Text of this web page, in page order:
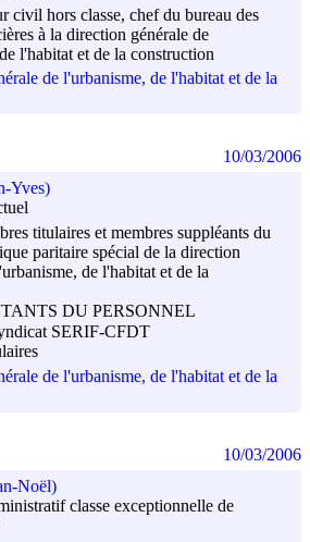
civil hors classe, chef du bureau des
à la direction générale de
l'habitat et de la construction
de l'urbanisme, de l'habitat et de la
Yves)
titulaires et membres suppléants du
paritaire spécial de la direction
de l'habitat et de la
DU PERSONNEL
SERIF-CFDT
de l'urbanisme, de l'habitat et de la
10/03/2006
Noël)
classe exceptionnelle de
10/03/2006